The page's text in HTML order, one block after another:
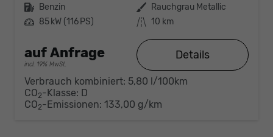
Kraftstoff Benzin Außenfarbe Rauchgrau Metallic
Leistung 85 kW (116 PS) Kilometerstand 10 km
auf Anfrage
incl. 19% MwSt.
Details
Verbrauch kombiniert: 5,80 l/100km
CO2-Klasse: D
CO2-Emissionen: 133,00 g/km